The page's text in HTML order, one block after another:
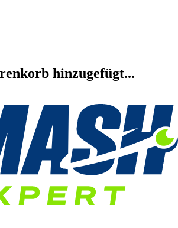
hinzugefügt...